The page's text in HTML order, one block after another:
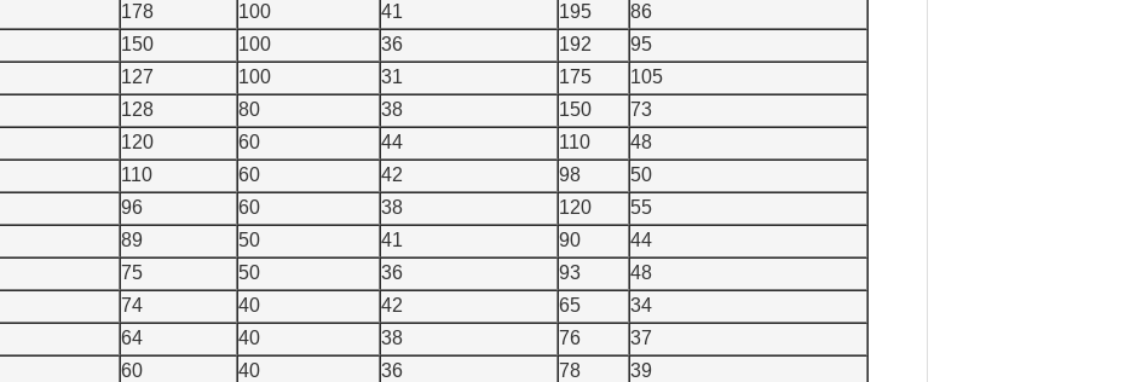
178 100 41 195
86
150 100 36 192
95
127 100 31 175
105
128 80 38 150
73
120 60 44 110
48
110 60 42 98
50
96 60 38 120
55
89 50 41 90
44
75 50 36 93
48
74 40 42 65
34
64 40 38 76
37
60 40 36 78
39